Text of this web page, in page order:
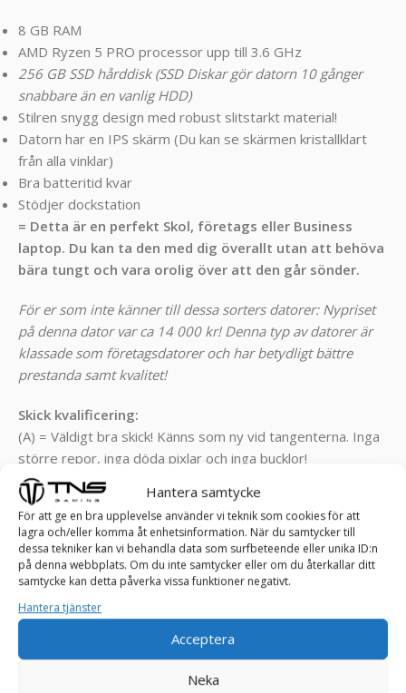
Hantera samtycke
För att ge en bra upplevelse använder vi teknik som cookies för att
lagra och/eller komma åt enhetsinformation. När du samtycker till
dessa tekniker kan vi behandla data som surfbeteende eller unika ID:n
på denna webbplats. Om du inte samtycker eller om du återkallar ditt
samtycke kan detta påverka vissa funktioner negativt.
Hantera tjänster
Acceptera
Neka
8 GB RAM
AMD Ryzen 5 PRO processor upp till 3.6 GHz
256 GB SSD hårddisk (SSD Diskar gör datorn 10 gånger
snabbare än en vanlig HDD)
Stilren snygg design med robust slitstarkt material!
Datorn har en IPS skärm (Du kan se skärmen kristallklart
från alla vinklar)
Bra batteritid kvar
Stödjer dockstation
= Detta är en perfekt Skol, företags eller Business
laptop. Du kan ta den med dig överallt utan att behöva
bära tungt och vara orolig över att den går sönder.
För er som inte känner till dessa sorters datorer: Nypriset
på denna dator var ca 14 000 kr! Denna typ av datorer är
klassade som företagsdatorer och har betydligt bättre
prestanda samt kvalitet!
Skick kvalificering:
(A) = Väldigt bra skick! Känns som ny vid tangenterna. Inga
större repor, inga döda pixlar och inga bucklor!
Datorn är ny installerad med:
Windows 11 Pro 64-Bit
Drivrutiner
= Klar att börja användas!
_______________________________________________
Produktinformation
HP Elitebook 745 G5 laptop bjuder på en elegant design